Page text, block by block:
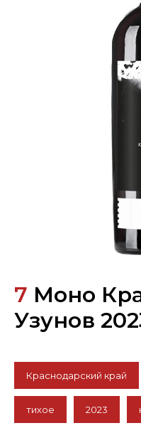
7 Моно
Узунов
Краснодарский край
тихое 2023